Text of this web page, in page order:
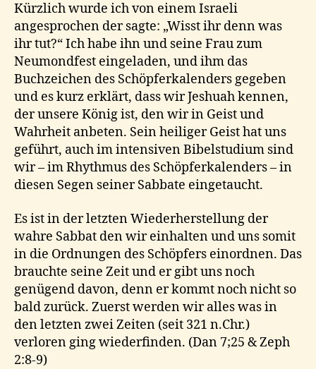
Kürzlich wurde ich von einem Israeli
angesprochen der sagte: „Wisst ihr denn was
ihr tut?“ Ich habe ihn und seine Frau zum
Neumondfest eingeladen, und ihm das
Buchzeichen des Schöpferkalenders gegeben
und es kurz erklärt, dass wir Jeshuah kennen,
der unsere König ist, den wir in Geist und
Wahrheit anbeten. Sein heiliger Geist hat uns
geführt, auch im intensiven Bibelstudium sind
wir – im Rhythmus des Schöpferkalenders – in
diesen Segen seiner Sabbate eingetaucht.
Es ist in der letzten Wiederherstellung der
wahre Sabbat den wir einhalten und uns somit
in die Ordnungen des Schöpfers einordnen. Das
brauchte seine Zeit und er gibt uns noch
genügend davon, denn er kommt noch nicht so
bald zurück. Zuerst werden wir alles was in
den letzten zwei Zeiten (seit 321 n.Chr.)
verloren ging wiederfinden. (Dan 7;25 & Zeph
2:8-9)